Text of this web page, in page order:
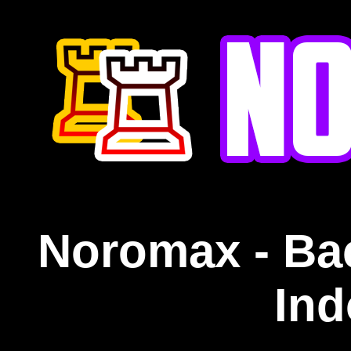
Noromax -